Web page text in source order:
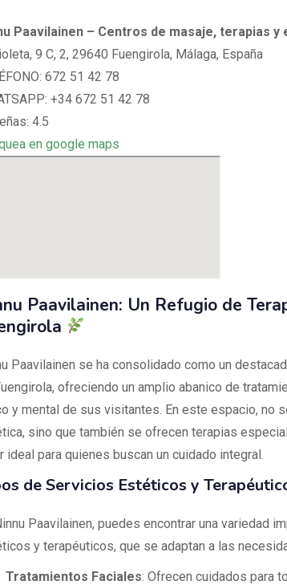
Paavilainen – Centros de masaje, terapias
9 C, 2, 29640 Fuengirola, Málaga, España
672 51 42 78
+34 672 51 42 78
4.5
en google maps
Paavilainen: Un Refugio de
Paavilainen se ha consolidado como un
ofreciendo un amplio abanico de
y mental de sus visitantes. En este espacio, no
sino que también se ofrecen terapias
ideal para quienes buscan un cuidado integral.
de Servicios Estéticos y
Paavilainen, puedes encontrar una variedad
y terapéuticos, que se adaptan a las
Tratamientos Faciales: Ofrecen cuidados para